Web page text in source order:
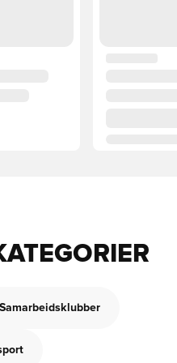
Samarbeidsklubber